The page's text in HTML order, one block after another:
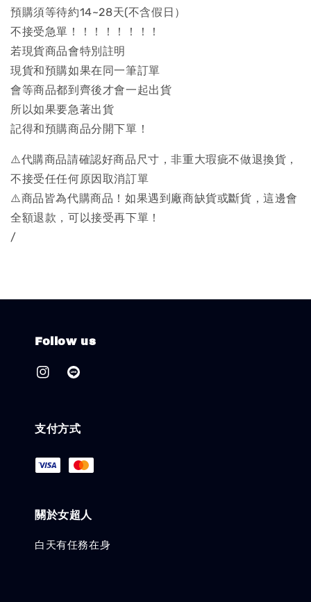
預購須等待約14~28天(不含假日）
不接受急單！！！！！！！！
若現貨商品會特別註明
現貨和預購如果在同一筆訂單
會等商品都到齊後才會一起出貨
所以如果要急著出貨
記得和預購商品分開下單！
⚠️代購商品請確認好商品尺寸，非重大瑕疵不做退換貨，
不接受任任何原因取消訂單
⚠️商品皆為代購商品！如果遇到廠商缺貨或斷貨，這邊會
全額退款，可以接受再下單！
/
Follow us
支付方式
關於女超人
白天有任務在身